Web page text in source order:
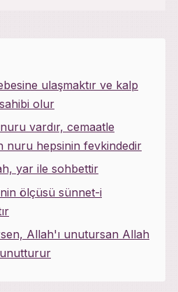
ulaşmaktır ve kalp
olur
vardır, cemaatle
nuru hepsinin fevkindedir
yar ile sohbettir
ölçüsü sünnet-i
Allah'ı unutursan Allah